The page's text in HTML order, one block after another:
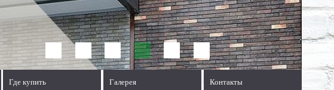
Где купить Галерея Контакты